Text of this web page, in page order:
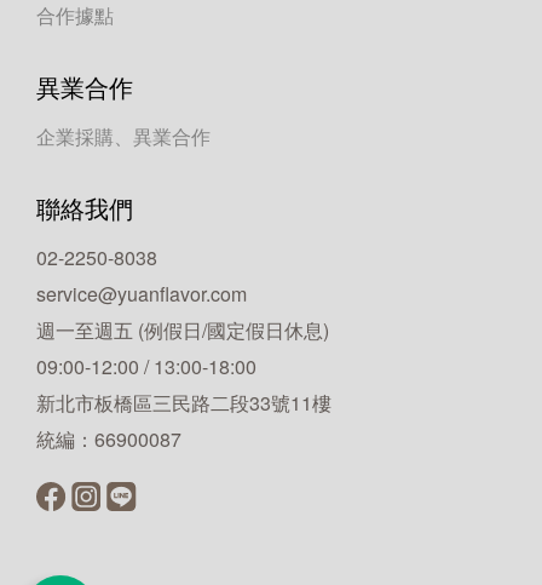
合作據點
異業合作
企業採購、異業合作
聯絡我們
02-2250-8038
service@yuanflavor.com
週一至週五 (例假日/國定假日休息)
09:00-12:00 / 13:00-18:00
新北市板橋區三民路二段33號11樓
統編：66900087